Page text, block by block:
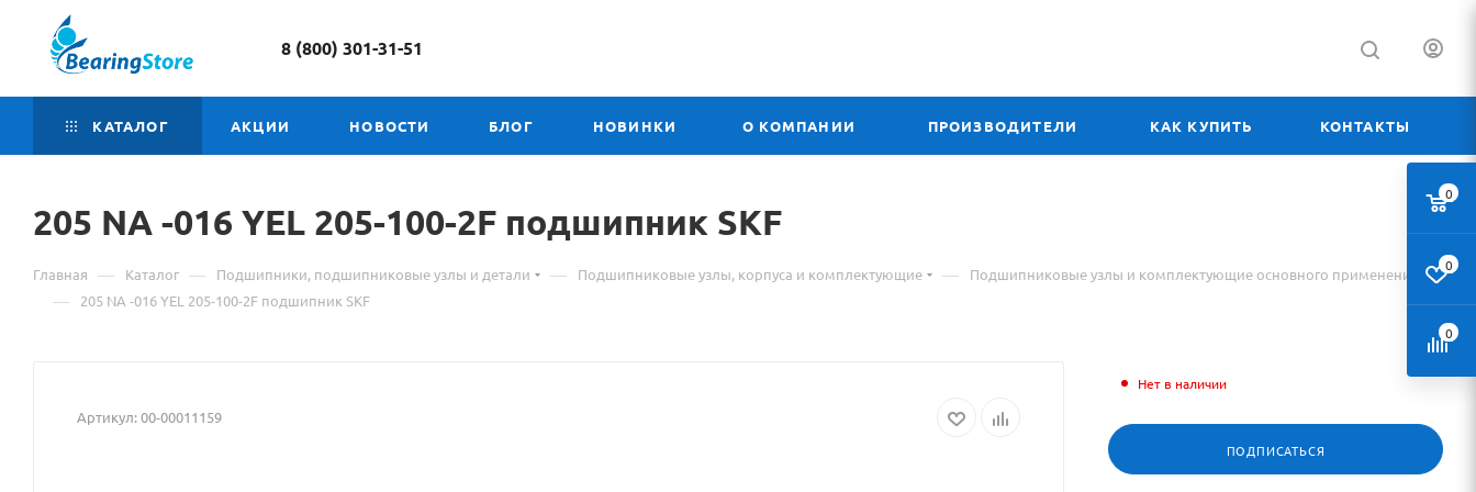
8 (800) 301-31-51
КАТАЛОГ АКЦИИ НОВОСТИ БЛОГ НОВИНКИ О КОМПАНИИ ПРОИЗВОДИТЕЛИ КАК КУПИТЬ КОНТАКТЫ
205 Материал
о
товаре
-016
NA -016 YEL 205-100-2F подшипник SKF
Главная — Каталог — Подшипники, подшипниковые узлы и детали — Подшипниковые узлы, корпуса и комплектующие — Подшипниковые узлы и комплектующие основного применения
— 205 NA -016 YEL 205-100-2F подшипник SKF
Артикул:00-00011159
Нет в наличии
ПОДПИСАТЬСЯ
0
0
0